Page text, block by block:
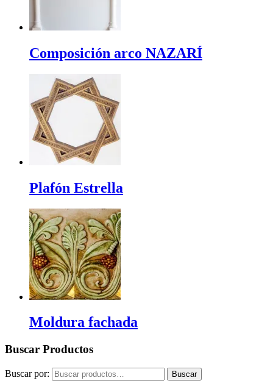
Composición arco NAZARÍ
Plafón Estrella
Moldura fachada
Buscar Productos
Buscar por: Buscar